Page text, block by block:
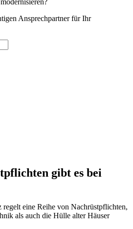
Ansprechpartner für Ihr
gibt es bei
regelt eine Reihe von Nachrüstpflichten,
als auch die Hülle alter Häuser